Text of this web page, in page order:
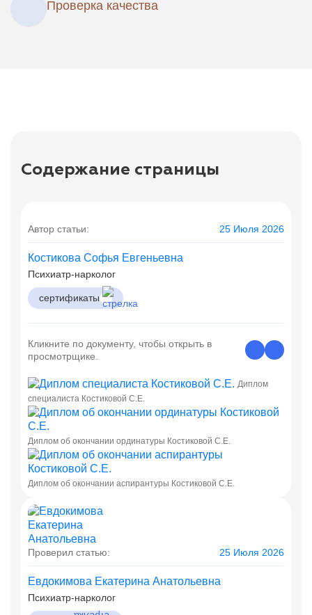
Проверка качества
Содержание страницы
Автор статьи: 25 Июля 2026
Костикова Софья Евгеньевна
Психиатр-нарколог
сертификаты
Кликните по документу, чтобы открыть в
просмотрщике.
Диплом
специалиста Костиковой С.Е.
Диплом об окончании ординатуры Костиковой С.Е.
Диплом об окончании аспирантуры Костиковой С.Е.
Проверил статью: 25 Июля 2026
Евдокимова Екатерина Анатольевна
Психиатр-нарколог